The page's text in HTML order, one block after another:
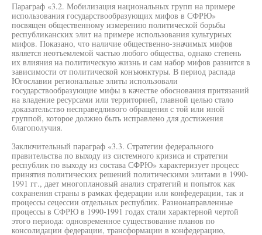
Параграф «3.2. Мобилизация национальных групп на примере
использования государствообразующих мифов в СФРЮ»
посвящен общественному измерению политической борьбы
республиканских элит на примере использования культурных
мифов. Показано, что наличие общественно-значимых мифов
является неотъемлемой частью любого общества, однако степень
их влияния на политическую жизнь и сам набор мифов разнится в
зависимости от политической конъюнктуры. В период распада
Югославии региональные элиты использовали
государствообразующие мифы в качестве обоснования притязаний
на владение ресурсами или территорией, главной целью стало
доказательство несправедливого обращения с той или иной
группой, которое должно быть исправлено для достижения
благополучия.
Заключительный параграф «3.3. Стратегии федерального
правительства по выходу из системного кризиса и стратегии
республик по выходу из состава СФРЮ» характеризует процесс
принятия политических решений политическими элитами в 1990-
1991 гг., дает многоплановый анализ стратегий и попыток как
сохранения страны в рамках федерации или конфедерации, так и
процессы сецессии отдельных республик. Разнонаправленные
процессы в СФРЮ в 1990-1991 годах стали характерной чертой
этого периода: одновременное существование планов по
консолидации федерации, трансформации в конфедерацию,